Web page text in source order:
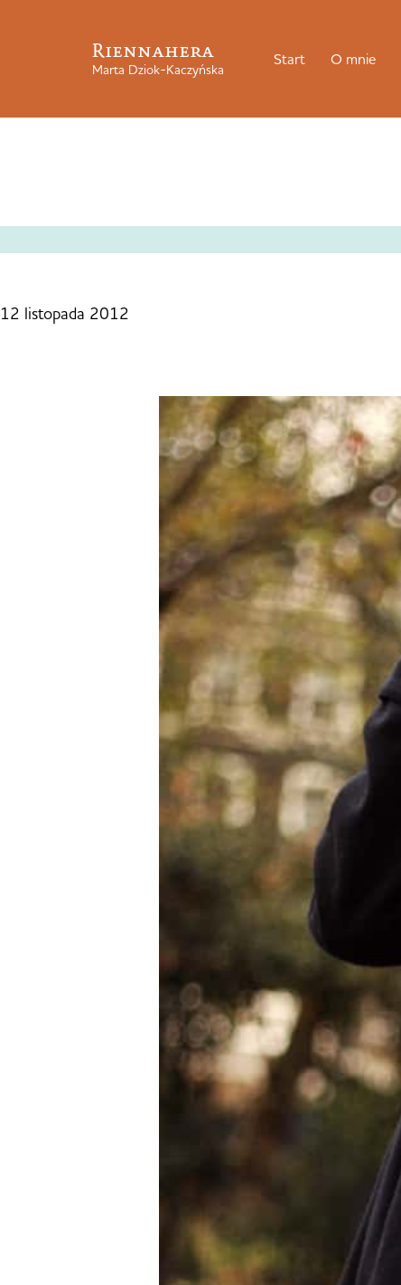
Riennahera
Marta Dziok-Kaczyńska
Start O mnie
12 listopada 2012